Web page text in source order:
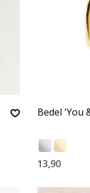
Bedel 'You
13,90